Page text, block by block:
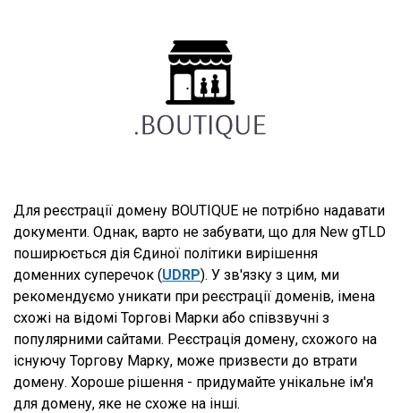
Для реєстрації домену BOUTIQUE не потрібно надавати
документи. Однак, варто не забувати, що для New gTLD
поширюється дія Єдиної політики вирішення
доменних суперечок (UDRP). У зв'язку з цим, ми
рекомендуємо уникати при реєстрації доменів, імена
схожі на відомі Торгові Марки або співзвучні з
популярними сайтами. Реєстрація домену, схожого на
існуючу Торгову Марку, може призвести до втрати
домену. Хороше рішення - придумайте унікальне ім'я
для домену, яке не схоже на інші.